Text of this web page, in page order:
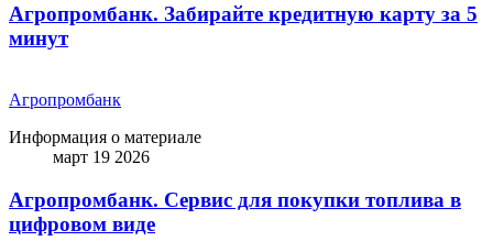
Агропромбанк. Забирайте кредитную карту за 5
минут
Агропромбанк
Информация о материале
март 19 2026
Агропромбанк. Сервис для покупки топлива в
цифровом виде